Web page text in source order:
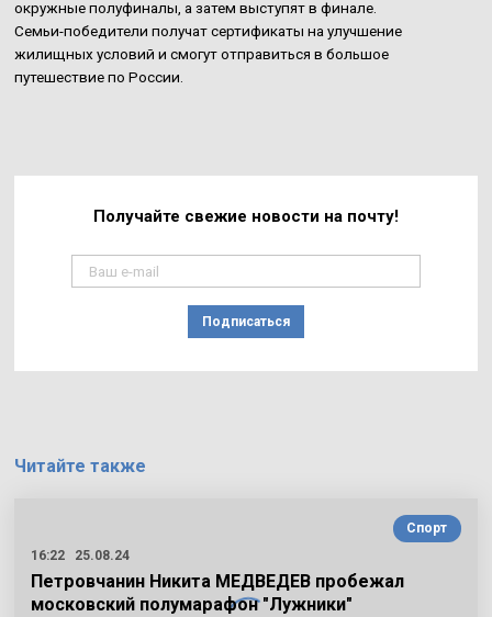
окружные полуфиналы, а затем выступят в финале.
Семьи-победители получат сертификаты на улучшение
жилищных условий и смогут отправиться в большое
путешествие по России.
Получайте свежие новости на почту!
Подписаться
Читайте также
Спорт
16:22
25.08.24
Петровчанин Никита МЕДВЕДЕВ пробежал
московский полумарафон "Лужники"